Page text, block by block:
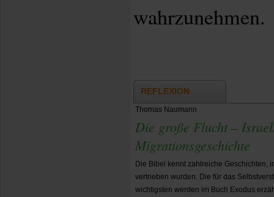
wahrzunehmen.
REFLEXION
Thomas Naumann
Die große Flucht –
Migrationsgeschichte
Die Bibel kennt zahlreiche Geschichten,
vertrieben wurden. Die für das
wichtigsten werden im Buch Exodus